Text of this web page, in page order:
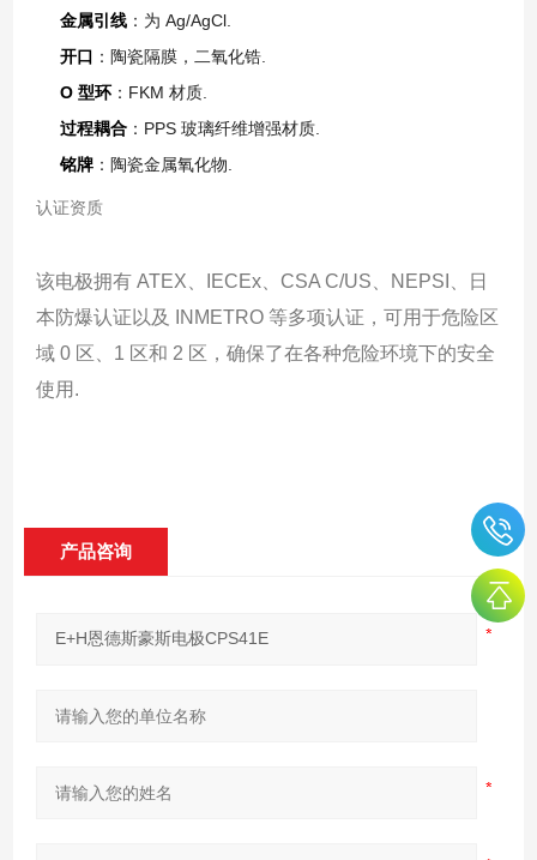
金属引线：为 Ag/AgCl.
开口 ：陶瓷隔膜，二氧化锆.
O 型环：FKM 材质.
过程耦合：PPS 玻璃纤维增强材质.
铭牌：陶瓷金属氧化物.
认证资质
该电极拥有 ATEX、IECEx、CSA C/US、NEPSI、日
本防爆认证以及 INMETRO 等多项认证，可用于危险区
域 0 区、1 区和 2 区，确保了在各种危险环境下的安全
使用.
产品咨询